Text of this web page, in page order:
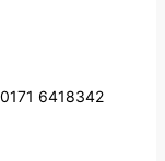
6418342